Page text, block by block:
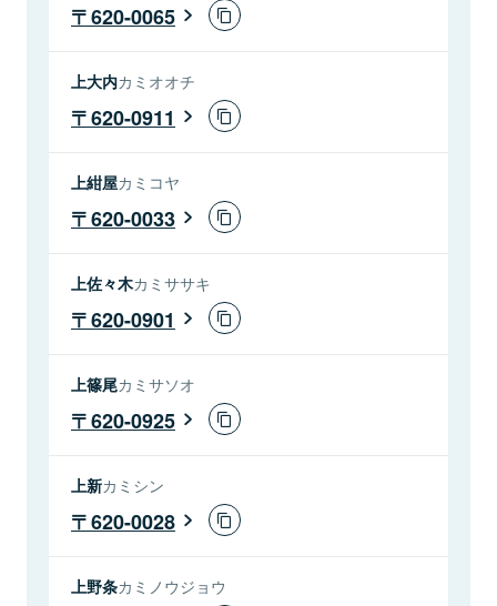
620-0065
上大内カミオオチ
620-0911
上紺屋カミコヤ
620-0033
上佐々木カミササキ
620-0901
上篠尾カミサソオ
620-0925
上新カミシン
620-0028
上野条カミノウジョウ